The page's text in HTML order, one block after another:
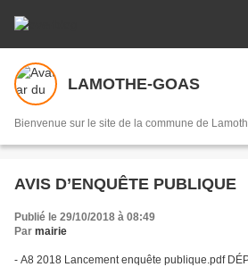
LAMOTHE-GOAS
Bienvenue sur le site de la commune de
AVIS D’ENQUÊTE PUBLIQUE
Publié le 29/10/2018 à 08:49
Par mairie
- A8 2018 Lancement enquête publique.pdf